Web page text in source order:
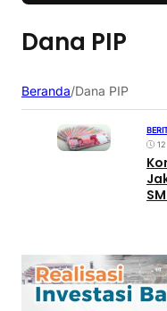
Dana PIP
Beranda/Dana PIP